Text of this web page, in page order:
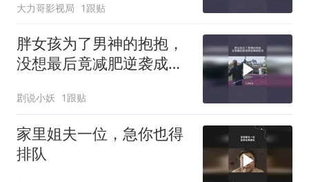
大力哥影视局 1跟贴
胖女孩为了男神的抱抱，
没想最后竟减肥逆袭成校
剧说小妖 1跟贴
家里姐夫一位，急你也得
排队